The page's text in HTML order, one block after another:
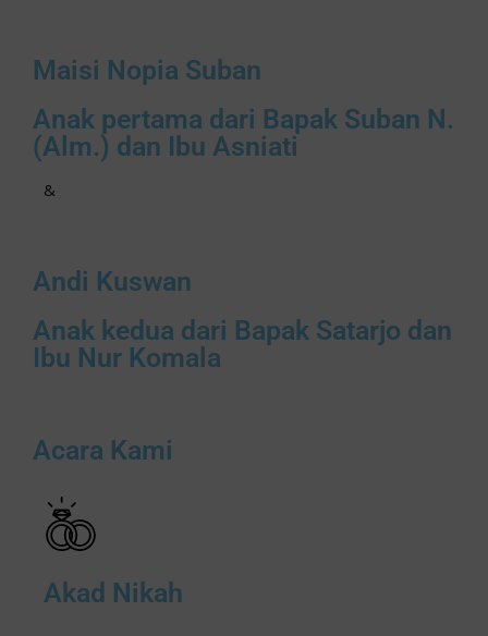
Maisi Nopia Suban
Anak pertama dari Bapak Suban N.
(Alm.) dan Ibu Asniati
&
Andi Kuswan
Anak kedua dari Bapak Satarjo dan
Ibu Nur Komala
Acara Kami
Akad Nikah